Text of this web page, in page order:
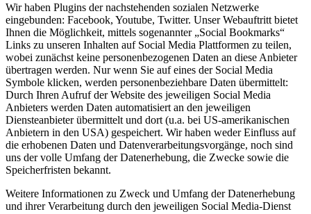
Wir haben Plugins der nachstehenden sozialen Netzwerke
eingebunden: Facebook, Youtube, Twitter. Unser Webauftritt bietet
Ihnen die Möglichkeit, mittels sogenannter „Social Bookmarks“
Links zu unseren Inhalten auf Social Media Plattformen zu teilen,
wobei zunächst keine personenbezogenen Daten an diese Anbieter
übertragen werden. Nur wenn Sie auf eines der Social Media
Symbole klicken, werden personenbeziehbare Daten übermittelt:
Durch Ihren Aufruf der Website des jeweiligen Social Media
Anbieters werden Daten automatisiert an den jeweiligen
Diensteanbieter übermittelt und dort (u.a. bei US-amerikanischen
Anbietern in den USA) gespeichert. Wir haben weder Einfluss auf
die erhobenen Daten und Datenverarbeitungsvorgänge, noch sind
uns der volle Umfang der Datenerhebung, die Zwecke sowie die
Speicherfristen bekannt.
Weitere Informationen zu Zweck und Umfang der Datenerhebung
und ihrer Verarbeitung durch den jeweiligen Social Media-Dienst